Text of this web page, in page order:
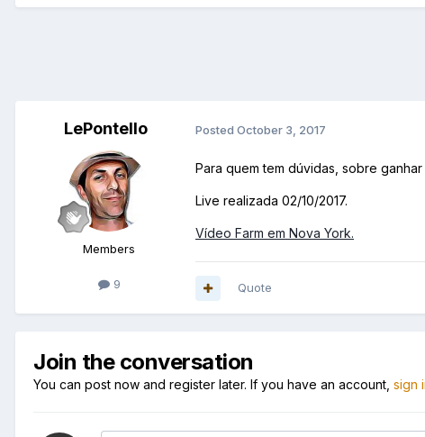
LePontello
Members
9
Posted October 3, 2017
Para quem tem dúvidas, sobre
Live realizada 02/10/2017.
Vídeo Farm em Nova York.
Quote
Join the conversation
You can post now and register later. If you have an account, sign